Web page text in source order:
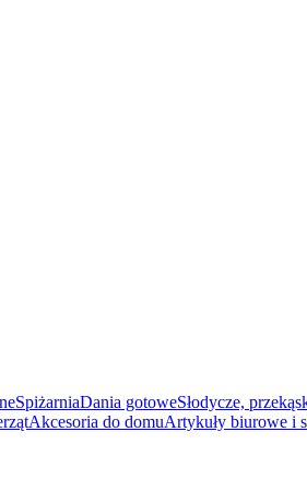
SpiżarniaDania gotoweSłodycze,
Akcesoria do domuArtykuły biurowe i